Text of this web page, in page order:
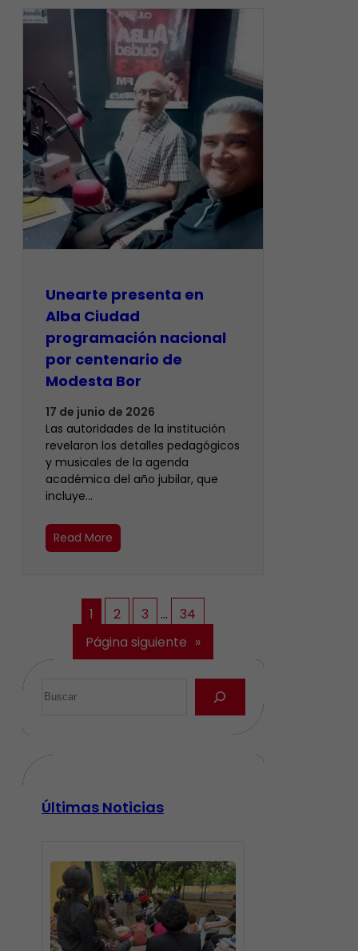
​Unearte presenta en
Alba Ciudad
programación nacional
por centenario de
Modesta Bor
17 de junio de 2026
Las autoridades de la institución
revelaron los detalles pedagógicos
y musicales de la agenda
académica del año jubilar, que
incluye…
Read More
1 2 3 …
34
Página siguiente »
Últimas Noticias